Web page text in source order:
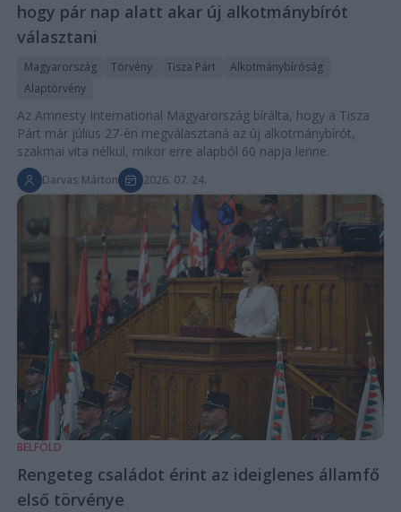
hogy pár nap alatt akar új alkotmánybírót
választani
Magyarország Törvény Tisza Párt
Alkotmánybíróság
Alaptörvény
Az Amnesty International Magyarország bírálta, hogy a Tisza
Párt már július 27-én megválasztaná az új alkotmánybírót,
szakmai vita nélkül, mikor erre alapból 60 napja lenne.
Darvas Márton 2026. 07. 24.
BELFÖLD
Rengeteg családot érint az ideiglenes államfő
első törvénye